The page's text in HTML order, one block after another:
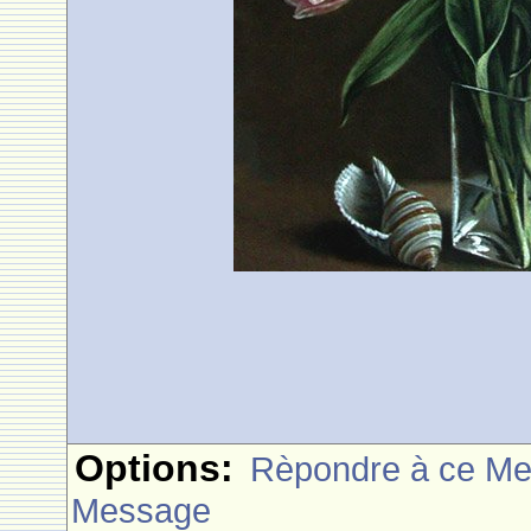
Options: Rèpondre à ce
Message